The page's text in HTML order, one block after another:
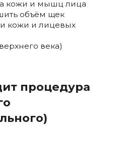
кожи и мышц лица
объём щек
кожи и лицевых
века)
процедура